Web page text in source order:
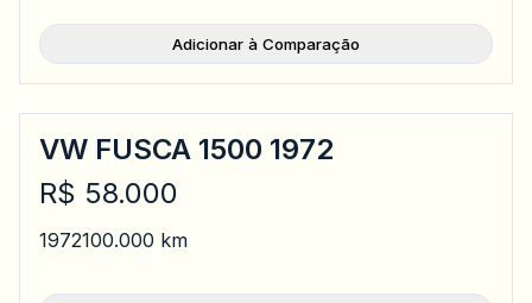
Adicionar à Comparação
VW FUSCA 1500 1972
R$ 58.000
1972100.000 km